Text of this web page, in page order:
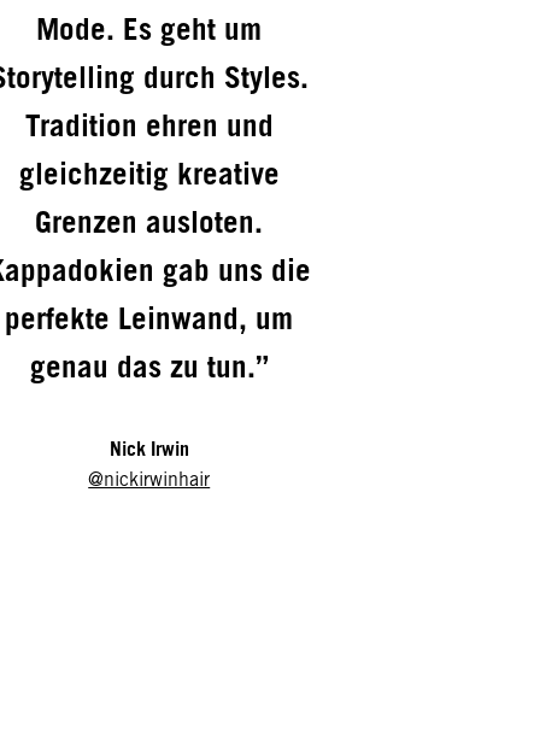
Mode. Es geht um
durch Styles.
Tradition ehren und
gleichzeitig kreative
Grenzen ausloten.
gab uns die
perfekte Leinwand, um
genau das zu tun.”
Nick Irwin
@nickirwinhair